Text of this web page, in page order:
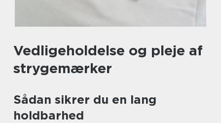
Vedligeholdelse og pleje af
strygemærker
Sådan sikrer du en lang
holdbarhed